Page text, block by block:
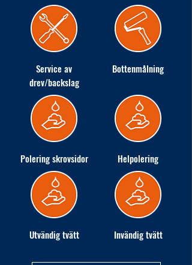
Service av
drev/backslag
Bottenmålning
Polering skrovsidor Helpolering
Utvändig tvätt Invändig tvätt